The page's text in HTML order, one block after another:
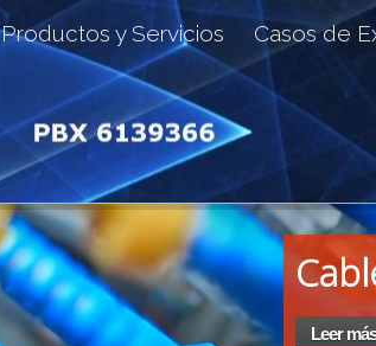
Productos y Servicios Casos de
Leer más